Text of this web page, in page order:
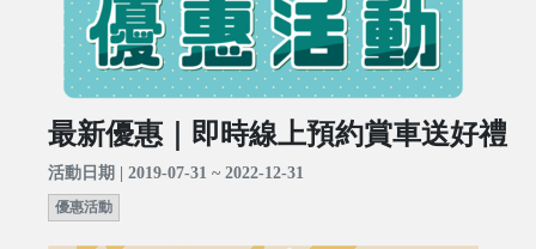
最新優惠｜即時線上預約賞車送好禮
活動日期 | 2019-07-31 ~ 2022-12-31
優惠活動